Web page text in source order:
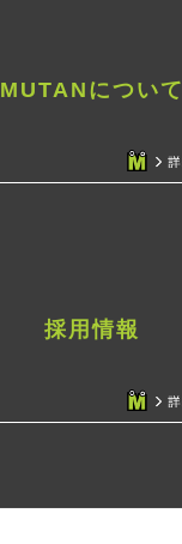
MUTANについて
採用情報